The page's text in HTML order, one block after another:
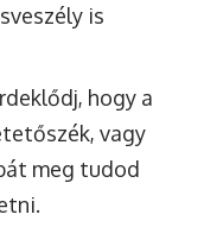
is
hogy a
vagy
meg tudod